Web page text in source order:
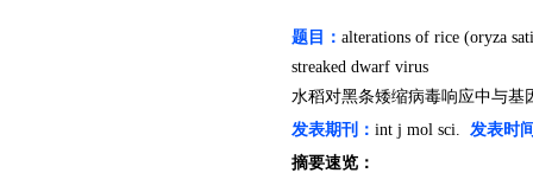
题目： alterations of rice (oryza
streaked dwarf virus
水稻对黑条矮缩病毒响应中与基
发表期刊： int j mol sci. 发表时
摘要速览：